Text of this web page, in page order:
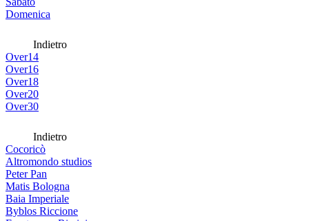
Domenica
Indietro
Over14
Over16
Over18
Over20
Over30
Indietro
Cocoricò
Altromondo studios
Peter Pan
Matis Bologna
Baia Imperiale
Byblos Riccione